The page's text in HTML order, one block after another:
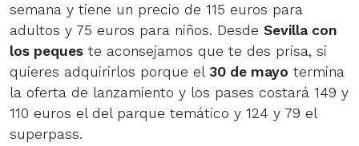
semana y tiene un precio de 115 euros para
adultos y 75 euros para niños. Desde Sevilla con
los peques te aconsejamos que te des prisa, si
quieres adquirirlos porque el 30 de mayo termina
la oferta de lanzamiento y los pases costará 149 y
110 euros el del parque temático y 124 y 79 el
superpass.